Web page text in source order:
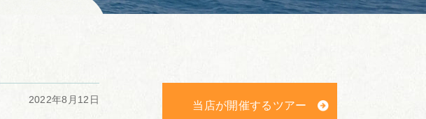
2022年8月12日 当店が開催するツアー